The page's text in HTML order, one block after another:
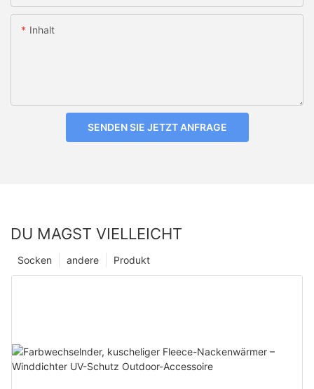
Inhalt
SENDEN SIE JETZT ANFRAGE
DU MAGST VIELLEICHT
Produkt
andere
Socken